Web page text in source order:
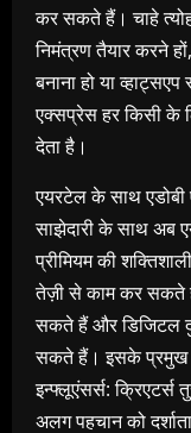
कर सकते हैं। चाहे
निमंत्रण तैयार करने
बनाना हो या
एक्सप्रेस हर किसी के
देता है।
एयरटेल के साथ एडोबी
साझेदारी के साथ अब
प्रीमियम की
तेज़ी से काम कर सकते
सकते हैं और डिजिटल
सकते हैं। इसके प्रमुख
इन्फ्लूएंसर्स:
अलग पहचान को